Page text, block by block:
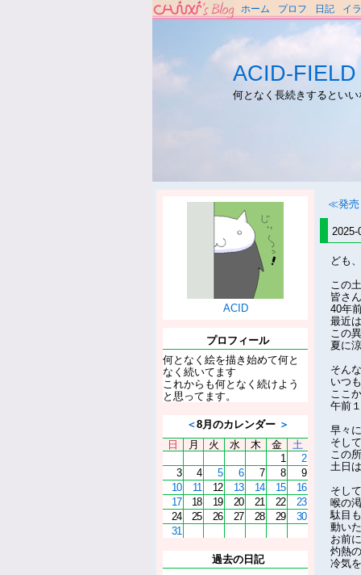
ホーム プロフ 日記 イ
ACID-FIELD
何となく長続きするとい
ACID
プロフィール
何となく絵を描き始めて何と
なく続いてます
これからも何となく続けよう
と思ってます。
＜8月のカレンダー ＞
日
月 火 水 木 金
土
1
2
3
4 5 6 7 8
9
10
11 12 13 14 15
16
17
18 19 20 21 22
23
24
25 26 27 28 29
30
31
過去の日記
≪発売
2025-
ども
この
皆さ
40年
最近
この
夏に
そん
いつ
ここ
午前
早々
そし
この
土日
そし
喉の
駄目
動い
お前
灼熱
冷気